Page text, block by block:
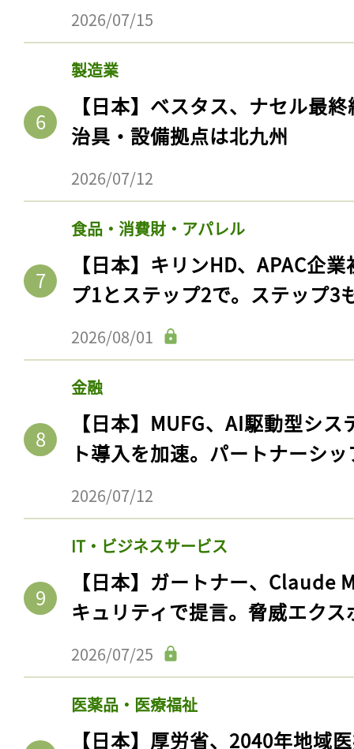
2026/07/15
製造業
【日本】ベスタス、ナセル最
治具・設備拠点は北九州
2026/07/12
食品・消費財・アパレル
【日本】キリンHD、APAC企
プ1とステップ2で。ステップ3
2026/08/01
金融
【日本】MUFG、AI駆動型シ
ト導入を加速。パートナーシ
2026/07/12
IT・ビジネスサービス
【日本】ガートナー、Claude
キュリティで提言。脅威エク
2026/07/25
医薬品・医療福祉
【日本】厚労省、2040年地域